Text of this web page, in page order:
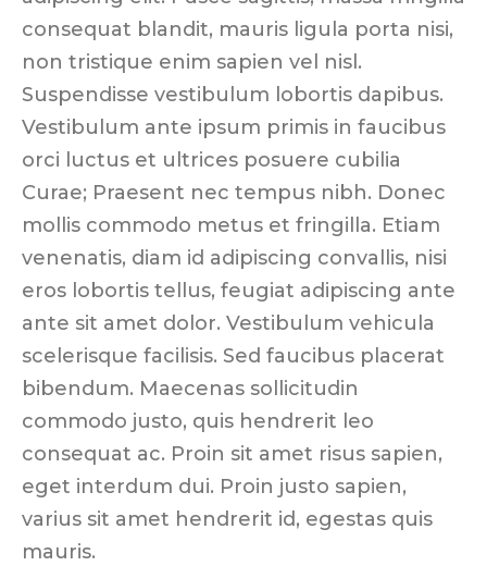
consequat blandit, mauris ligula porta nisi,
non tristique enim sapien vel nisl.
Suspendisse vestibulum lobortis dapibus.
Vestibulum ante ipsum primis in faucibus
orci luctus et ultrices posuere cubilia
Curae; Praesent nec tempus nibh. Donec
mollis commodo metus et fringilla. Etiam
venenatis, diam id adipiscing convallis, nisi
eros lobortis tellus, feugiat adipiscing ante
ante sit amet dolor. Vestibulum vehicula
scelerisque facilisis. Sed faucibus placerat
bibendum. Maecenas sollicitudin
commodo justo, quis hendrerit leo
consequat ac. Proin sit amet risus sapien,
eget interdum dui. Proin justo sapien,
varius sit amet hendrerit id, egestas quis
mauris.